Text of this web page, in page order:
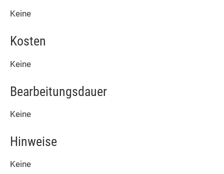
Keine
Kosten
Keine
Bearbeitungsdauer
Keine
Hinweise
Keine